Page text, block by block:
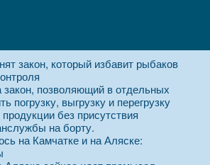
закон, который избавит рыбаков
закон, позволяющий в отдельных
погрузку, выгрузку и перегрузку
без присутствия
на борту.
на Камчатке и на Аляске: